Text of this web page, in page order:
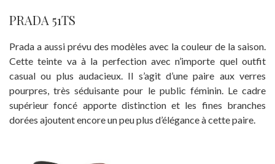
PRADA 51TS
Prada a aussi prévu des modèles avec la couleur de la saison.
Cette teinte va à la perfection avec n’importe quel outfit
casual ou plus audacieux. Il s’agit d’une paire aux verres
pourpres, très séduisante pour le public féminin. Le cadre
supérieur foncé apporte distinction et les fines branches
dorées ajoutent encore un peu plus d’élégance à cette paire.